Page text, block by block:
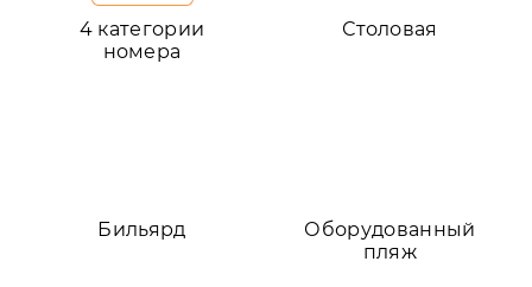
4 категории
номера
Столовая
Бильярд
Оборудованный
пляж